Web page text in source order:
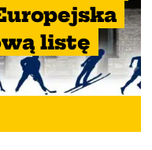
listę